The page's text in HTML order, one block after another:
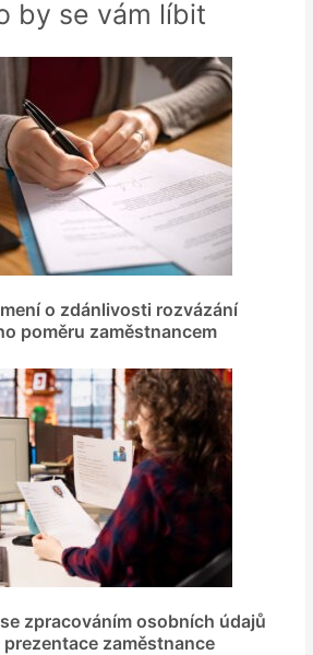
by se vám líbit
o zdánlivosti rozvázání
poměru zaměstnancem
zpracováním osobních údajů
zaměstnance